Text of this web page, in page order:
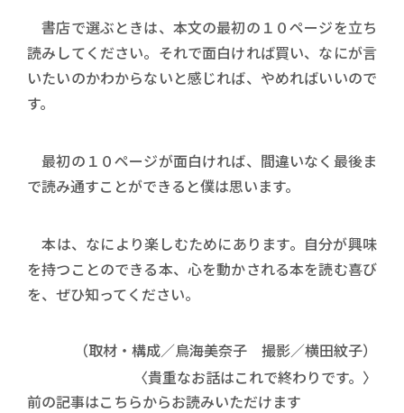
書店で選ぶときは、本文の最初の１０ページを立ち
読みしてください。それで面白ければ買い、なにが言
いたいのかわからないと感じれば、やめればいいので
す。
最初の１０ページが面白ければ、間違いなく最後ま
で読み通すことができると僕は思います。
本は、なにより楽しむためにあります。自分が興味
を持つことのできる本、心を動かされる本を読む喜び
を、ぜひ知ってください。
（取材・構成／鳥海美奈子 撮影／横田紋子）
〈貴重なお話はこれで終わりです。〉
前の記事はこちらからお読みいただけます